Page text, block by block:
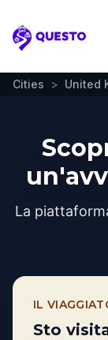
Questo
Cities > United
La
IL
Sto